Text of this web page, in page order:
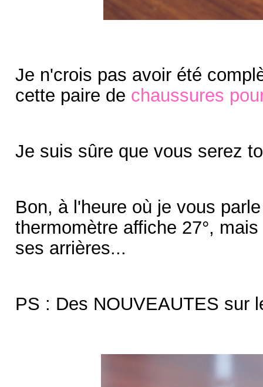
Je n'crois pas avoir été
cette paire de chaussures
Je suis sûre que vous serez
Bon, à l'heure où je vous
thermomètre affiche 27°,
ses arrières...
PS : Des NOUVEAUTES sur